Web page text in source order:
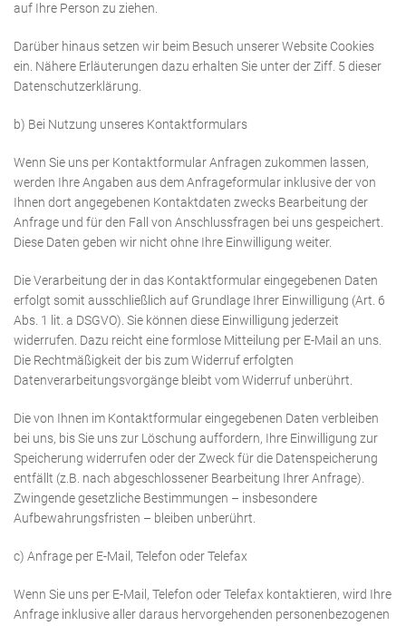
auf Ihre Person zu ziehen.
Darüber hinaus setzen wir beim Besuch unserer Website Cookies
ein. Nähere Erläuterungen dazu erhalten Sie unter der Ziff. 5 dieser
Datenschutzerklärung.
b) Bei Nutzung unseres Kontaktformulars
Wenn Sie uns per Kontaktformular Anfragen zukommen lassen,
werden Ihre Angaben aus demAnfrageformular inklusive der von
Ihnen dort angegebenen Kontaktdaten zwecks Bearbeitung der
Anfrage und für den Fall von Anschlussfragen bei uns gespeichert.
Diese Daten geben wir nicht ohne Ihre Einwilligung weiter.
Die Verarbeitung der in das Kontaktformular eingegebenen Daten
erfolgt somit ausschließlich auf Grundlage Ihrer Einwilligung (Art. 6
Abs. 1 lit. a DSGVO). Sie können diese Einwilligung jederzeit
widerrufen. Dazu reicht eine formlose Mitteilung per E-Mail an uns.
Die Rechtmäßigkeit der bis zum Widerruf erfolgten
Datenverarbeitungsvorgänge bleibt vom Widerruf unberührt.
Die von Ihnen im Kontaktformular eingegebenen Daten verbleiben
bei uns, bis Sie uns zur Löschung auffordern, Ihre Einwilligung zur
Speicherung widerrufen oder der Zweck für die Datenspeicherung
entfällt (z.B. nach abgeschlossener Bearbeitung Ihrer Anfrage).
Zwingende gesetzliche Bestimmungen – insbesondere
Aufbewahrungsfristen – bleiben unberührt.
c) Anfrage per E-Mail, Telefon oder Telefax
Wenn Sie uns per E-Mail, Telefon oder Telefax kontaktieren, wird Ihre
Anfrage inklusive aller daraus hervorgehenden personenbezogenen